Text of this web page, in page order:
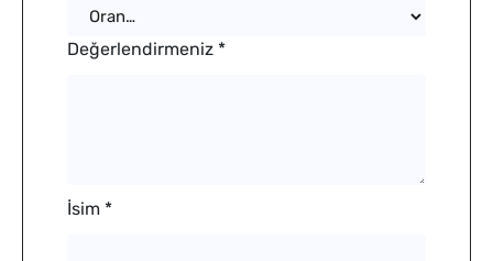
Değerlendirmeniz *
İsim *